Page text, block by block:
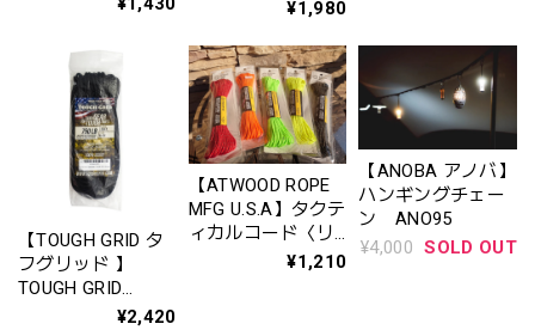
¥1,980
【TOUGH GRID タ
フグリッド 】
TOUGH GRID
750LB MIL SPEC
¥2,420
【ATWOOD ROPE
MFG U.S.A】タクテ
ィカルコード〈リ
フレクティブ〉¥1,210
【ANOBA アノバ】
ハンギングチェー
ン ANO95
¥4,000 SOLD OUT